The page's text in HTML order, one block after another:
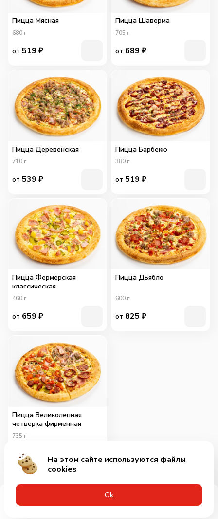
Пицца Мясная
680 г
от 519 ₽
Пицца Шаверма
705 г
от 689 ₽
Пицца Деревенская
710 г
от 539 ₽
Пицца Барбекю
380 г
от 519 ₽
Пицца Фермерская
классическая
460 г
от 659 ₽
Пицца Дьябло
600 г
от 825 ₽
Пицца Великолепная
четверка фирменная
735 г
от715
На этом сайте используются файлы
cookies
Оk